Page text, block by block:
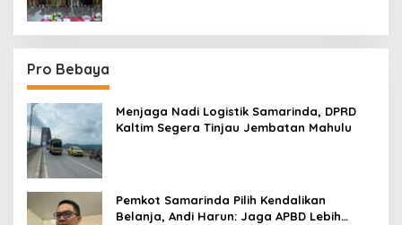
Pro Bebaya
Menjaga Nadi Logistik Samarinda, DPRD
Kaltim Segera Tinjau Jembatan Mahulu
Pemkot Samarinda Pilih Kendalikan
Belanja, Andi Harun: Jaga APBD Lebih